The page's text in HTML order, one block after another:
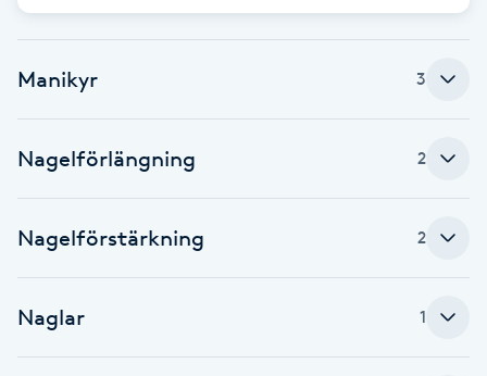
C
Coachning
Cryoterapi
D
Damklippning
Manikyr 3
Nagelförlängning 2
Nagelförstärkning 2
Naglar 1